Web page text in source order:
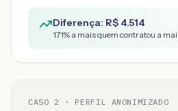
Diferença: R$ 4.514
171% a mais quem contratou a
CASO 2 · PERFIL ANONIMIZADO